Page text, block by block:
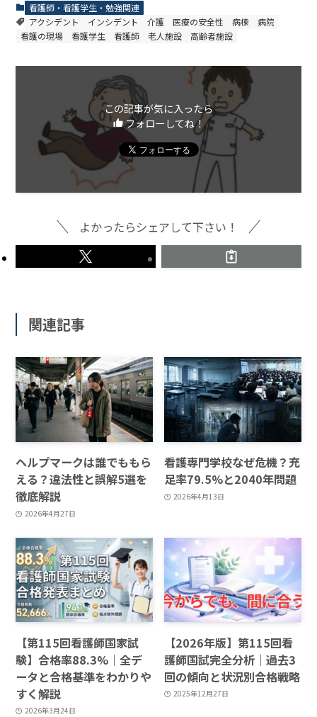
看護師・看護学生・勉強関連
アクシデント
インシデント 介護 医療の安全性 病棟
病院
看護の現場
看護学生 看護師 老人施設 高齢者施設
この記事が気に入ったら
フォローしてね！
よかったらシェアして下さい！
関連記事
ヘルプマークは誰でももら
える？違法性と誤解5選を
徹底解説
2026年4月27日
看護専門学校なぜ危機？充
足率79.5%と2040年問題
2026年4月13日
【第115回看護師国家試
験】合格率88.3%｜全デ
ータと合格基準をわかりや
すく解説
2026年3月24日
【2026年版】第115回看
護師国試完全分析｜過去3
回の傾向と状況別合格戦略
2025年12月27日